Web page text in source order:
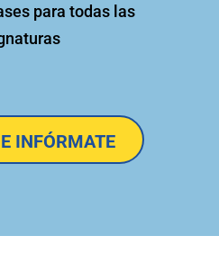
para todas las
INFÓRMATE